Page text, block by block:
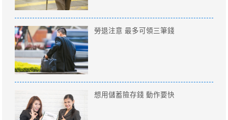
勞退注意 最多可領三筆錢
想用儲蓄險存錢 動作要快